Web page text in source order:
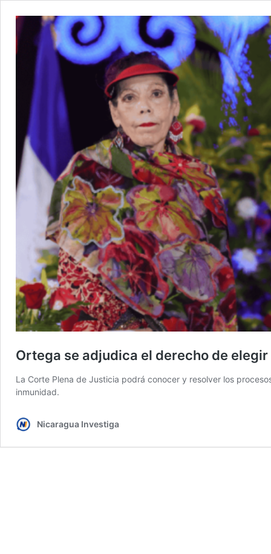
Ortega se adjudica el derecho de
La Corte Plena de Justicia podrá conocer y resolver los
inmunidad.
Nicaragua Investiga